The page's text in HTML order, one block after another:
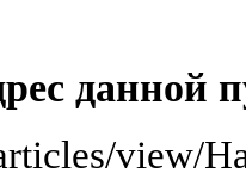
данной
view/